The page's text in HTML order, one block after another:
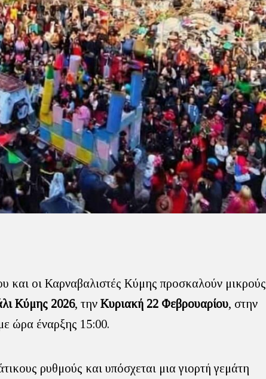
και οι Καρναβαλιστές Κύμης προσκαλούν μικρούς
Κύμης 2026, την Κυριακή 22 Φεβρουαρίου, στην
ώρα έναρξης 15:00.
ρυθμούς και υπόσχεται μια γιορτή γεμάτη